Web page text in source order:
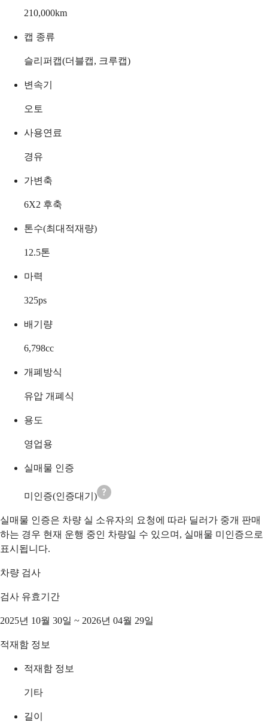
210,000km
캡 종류
슬리퍼캡(더블캡, 크루캡)
변속기
오토
사용연료
경유
가변축
6X2 후축
톤수(최대적재량)
12.5톤
마력
325ps
배기량
6,798cc
개폐방식
유압 개폐식
용도
영업용
실매물 인증
미인증(인증대기)
실매물 인증은 차량 실 소유자의 요청에 따라 딜러가 중개 판매
하는 경우 현재 운행 중인 차량일 수 있으며, 실매물 미인증으로
표시됩니다.
차량 검사
검사 유효기간
2025년 10월 30일 ~ 2026년 04월 29일
적재함 정보
적재함 정보
기타
길이